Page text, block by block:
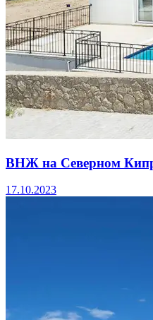
ВНЖ на Северном
17.10.2023